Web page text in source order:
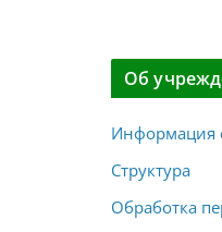
Об
Информация
Структура
Обработка